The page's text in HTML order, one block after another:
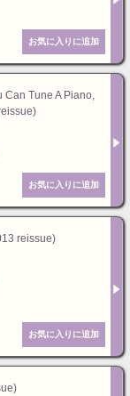
Can Tune A Piano,
reissue)